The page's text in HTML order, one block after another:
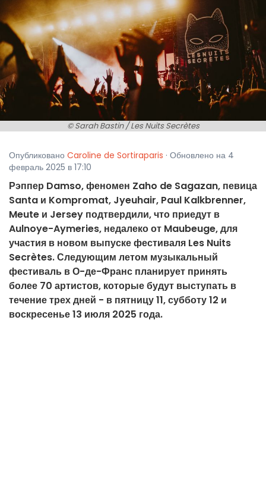
© Sarah Bastin / Les Nuits Secrètes
Опубликовано Caroline de Sortiraparis · Обновлено на 4
февраль 2025 в 17:10
Рэппер Damso, феномен Zaho de Sagazan, певица
Santa и Kompromat, Jyeuhair, Paul Kalkbrenner,
Meute и Jersey подтвердили, что приедут в
Aulnoye-Aymeries, недалеко от Maubeuge, для
участия в новом выпуске фестиваля Les Nuits
Secrètes. Следующим летом музыкальный
фестиваль в О-де-Франс планирует принять
более 70 артистов, которые будут выступать в
течение трех дней - в пятницу 11, субботу 12 и
воскресенье 13 июля 2025 года.